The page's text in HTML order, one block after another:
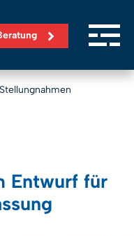
Stellungnahmen
Entwurf für